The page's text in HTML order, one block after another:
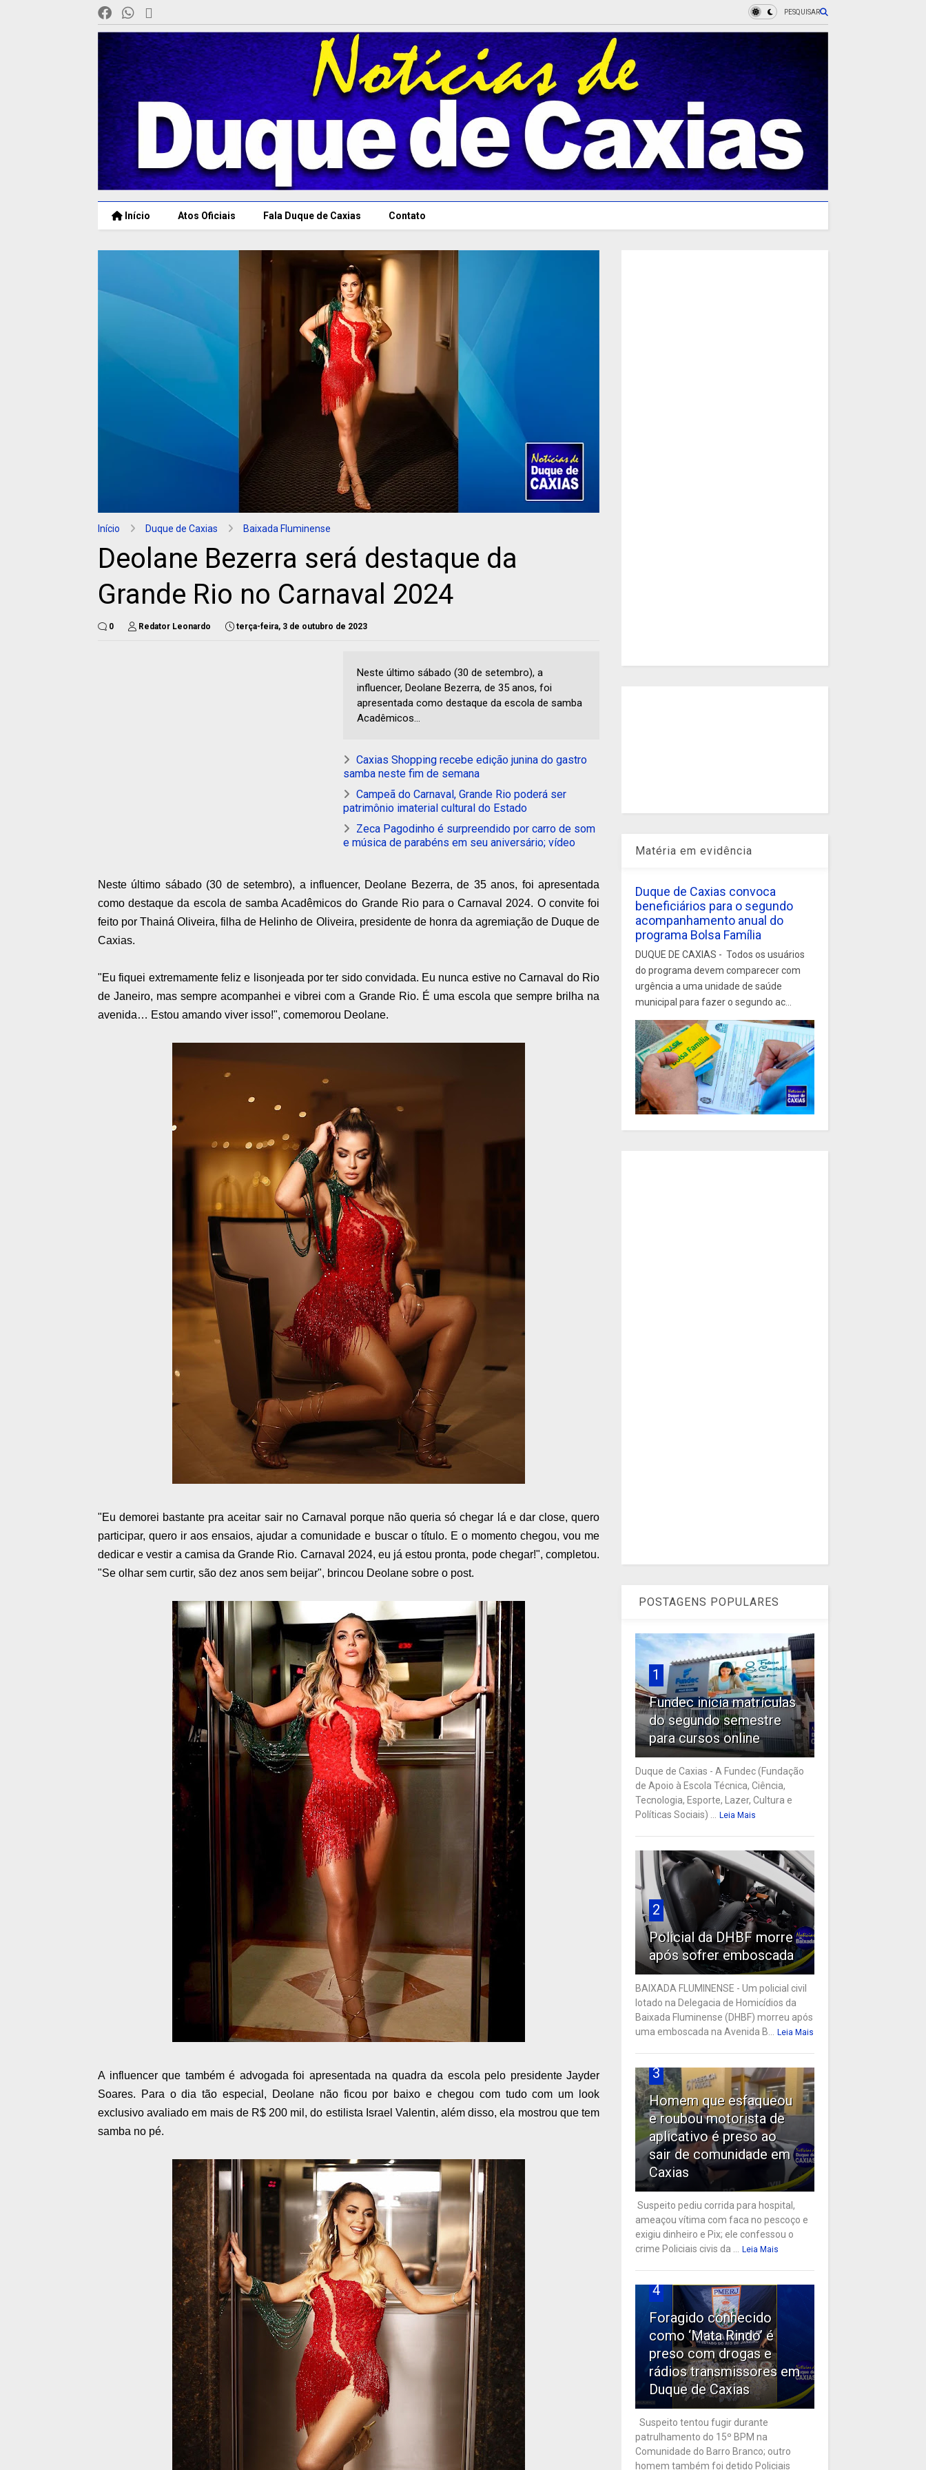
PESQUISAR
Início Atos Oficiais Fala Duque de Caxias Contato
Início Duque de Caxias Baixada Fluminense
Deolane Bezerra será destaque da
Grande Rio no Carnaval 2024
0 Redator Leonardo terça-feira, 3 de outubro de 2023
Neste último sábado (30 de setembro), a
influencer, Deolane Bezerra, de 35 anos, foi
apresentada como destaque da escola de samba
Acadêmicos...
Caxias Shopping recebe edição junina do gastro
samba neste fim de semana
Campeã do Carnaval, Grande Rio poderá ser
patrimônio imaterial cultural do Estado
Zeca Pagodinho é surpreendido por carro de som
e música de parabéns em seu aniversário; vídeo
Neste último sábado (30 de setembro), a influencer, Deolane Bezerra, de 35 anos, foi apresentada
como destaque da escola de samba Acadêmicos do Grande Rio para o Carnaval 2024. O convite foi
feito por Thainá Oliveira, filha de Helinho de Oliveira, presidente de honra da agremiação de Duque de
Caxias.
"Eu fiquei extremamente feliz e lisonjeada por ter sido convidada. Eu nunca estive no Carnaval do Rio
de Janeiro, mas sempre acompanhei e vibrei com a Grande Rio. É uma escola que sempre brilha na
avenida… Estou amando viver isso!", comemorou Deolane.
"Eu demorei bastante pra aceitar sair no Carnaval porque não queria só chegar lá e dar close, quero
participar, quero ir aos ensaios, ajudar a comunidade e buscar o título. E o momento chegou, vou me
dedicar e vestir a camisa da Grande Rio. Carnaval 2024, eu já estou pronta, pode chegar!", completou.
"Se olhar sem curtir, são dez anos sem beijar", brincou Deolane sobre o post.
A influencer que também é advogada foi apresentada na quadra da escola pelo presidente Jayder
Soares. Para o dia tão especial, Deolane não ficou por baixo e chegou com tudo com um look
exclusivo avaliado em mais de R$ 200 mil, do estilista Israel Valentin, além disso, ela mostrou que tem
samba no pé.
Matéria em evidência
Duque de Caxias convoca
beneficiários para o segundo
acompanhamento anual do
programa Bolsa Família
DUQUE DE CAXIAS - Todos os usuários
do programa devem comparecer com
urgência a uma unidade de saúde
municipal para fazer o segundo ac...
POSTAGENS POPULARES
1
Fundec inicia matrículas
do segundo semestre
para cursos online
Duque de Caxias - A Fundec (Fundação
de Apoio à Escola Técnica, Ciência,
Tecnologia, Esporte, Lazer, Cultura e
Políticas Sociais) ...
Leia Mais
2
Policial da DHBF morre
após sofrer emboscada
BAIXADA FLUMINENSE - Um policial civil
lotado na Delegacia de Homicídios da
Baixada Fluminense (DHBF) morreu após
uma emboscada na Avenida B...
Leia Mais
3
Homem que esfaqueou
e roubou motorista de
aplicativo é preso ao
sair de comunidade em
Caxias
Suspeito pediu corrida para hospital,
ameaçou vítima com faca no pescoço e
exigiu dinheiro e Pix; ele confessou o
crime Policiais civis da ...
Leia Mais
4
Foragido conhecido
como ‘Mata Rindo’ é
preso com drogas e
rádios transmissores em
Duque de Caxias
Suspeito tentou fugir durante
patrulhamento do 15º BPM na
Comunidade do Barro Branco; outro
homem também foi detido Policiais